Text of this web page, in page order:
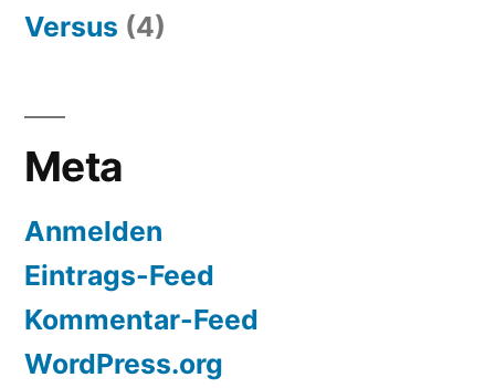
Versus (4)
Meta
Anmelden
Eintrags-Feed
Kommentar-Feed
WordPress.org